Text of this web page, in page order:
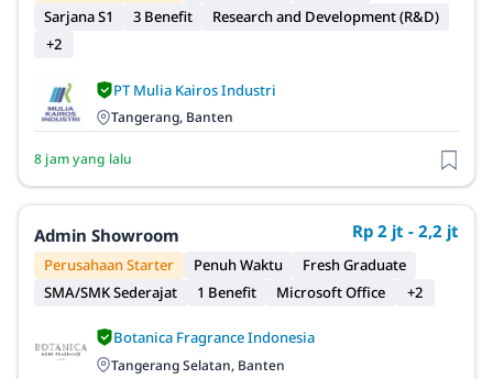
Sarjana S1
3 Benefit
Research and Development (R&D)
+2
PT Mulia Kairos Industri
Tangerang, Banten
8 jam yang lalu
Admin Showroom Rp 2 jt - 2,2 jt
Perusahaan Starter Penuh Waktu
Fresh Graduate
SMA/SMK Sederajat
1 Benefit Microsoft Office +2
Botanica Fragrance Indonesia
Tangerang Selatan, Banten